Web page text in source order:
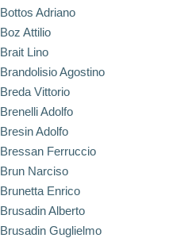
Bottos Adriano
Boz Attilio
Brait Lino
Brandolisio Agostino
Breda Vittorio
Brenelli Adolfo
Bresin Adolfo
Bressan Ferruccio
Brun Narciso
Brunetta Enrico
Brusadin Alberto
Brusadin Guglielmo